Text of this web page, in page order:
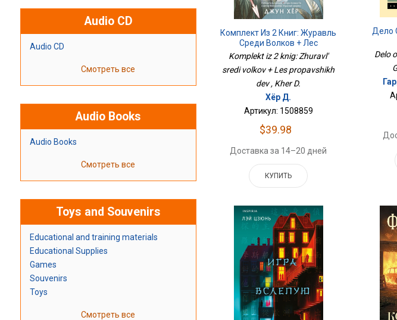
Audio CD
Audio CD
Смотреть все
Audio Books
Audio Books
Смотреть все
Toys and Souvenirs
Educational and training materials
Educational Supplies
Games
Souvenirs
Toys
Смотреть все
Комплект Из 2 Книг: Журавль
Среди Волков + Лес
Пропавших Дев
Komplekt iz 2 knig: Zhuravl'
sredi volkov + Les propavshikh
dev , Kher D.
Хёр Д.
Артикул: 1508859
$39.98
Доставка за 14–20 дней
КУПИТЬ
Дело
Delo